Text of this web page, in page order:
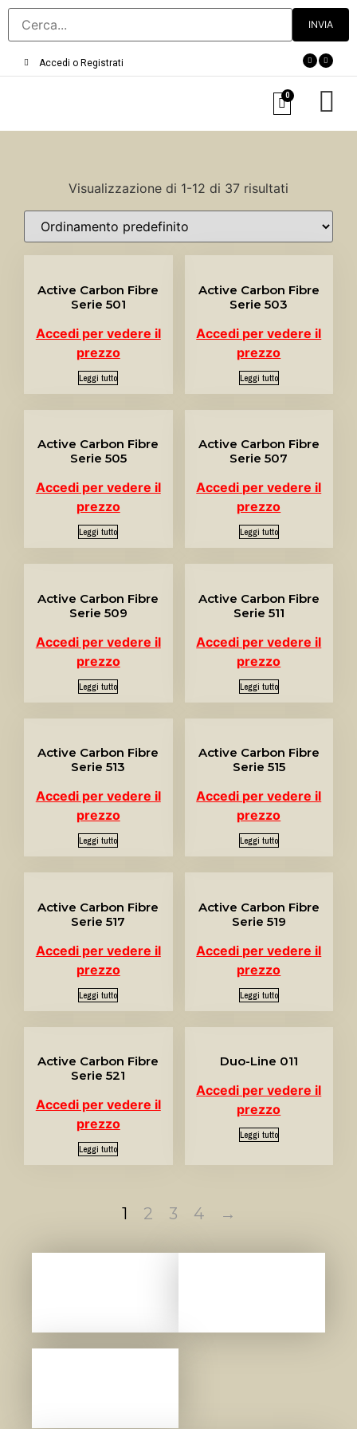
Accedi o Registrati
0
Visualizzazione di 1-12 di 37 risultati
Active Carbon Fibre
Serie 501
Accedi per vedere il
prezzo
Leggi tutto
Active Carbon Fibre
Serie 503
Accedi per vedere il
prezzo
Leggi tutto
Active Carbon Fibre
Serie 505
Accedi per vedere il
prezzo
Leggi tutto
Active Carbon Fibre
Serie 507
Accedi per vedere il
prezzo
Leggi tutto
Active Carbon Fibre
Serie 509
Accedi per vedere il
prezzo
Leggi tutto
Active Carbon Fibre
Serie 511
Accedi per vedere il
prezzo
Leggi tutto
Active Carbon Fibre
Serie 513
Accedi per vedere il
prezzo
Leggi tutto
Active Carbon Fibre
Serie 515
Accedi per vedere il
prezzo
Leggi tutto
Active Carbon Fibre
Serie 517
Accedi per vedere il
prezzo
Leggi tutto
Active Carbon Fibre
Serie 519
Accedi per vedere il
prezzo
Leggi tutto
Active Carbon Fibre
Serie 521
Accedi per vedere il
prezzo
Leggi tutto
Duo-Line 011
Accedi per vedere il
prezzo
Leggi tutto
1 2 3 4 →